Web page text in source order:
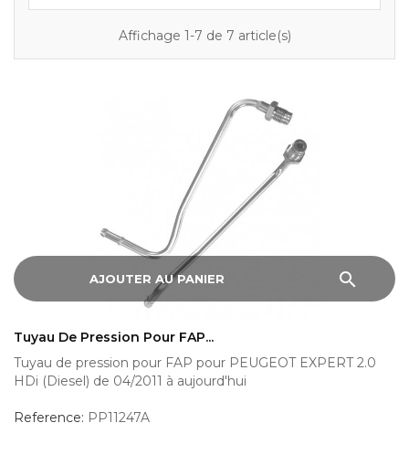
Affichage 1-7 de 7 article(s)
AJOUTER AU PANIER search
Tuyau De Pression Pour FAP...
Tuyau de pression pour FAP pour PEUGEOT EXPERT 2.0
HDi (Diesel) de 04/2011 à aujourd'hui
Reference: PP11247A